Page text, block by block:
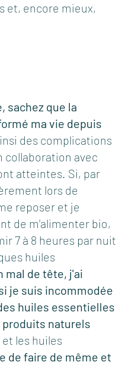
et, encore mieux,
sachez que la
ma vie depuis
des complications
collaboration avec
atteintes. Si, par
lors de
reposer et je
de m'alimenter bio,
7 à 8 heures par nuit
huiles
mal de tête, j'ai
je suis incommodée
huiles essentielles
naturels
les huiles
de faire de même et